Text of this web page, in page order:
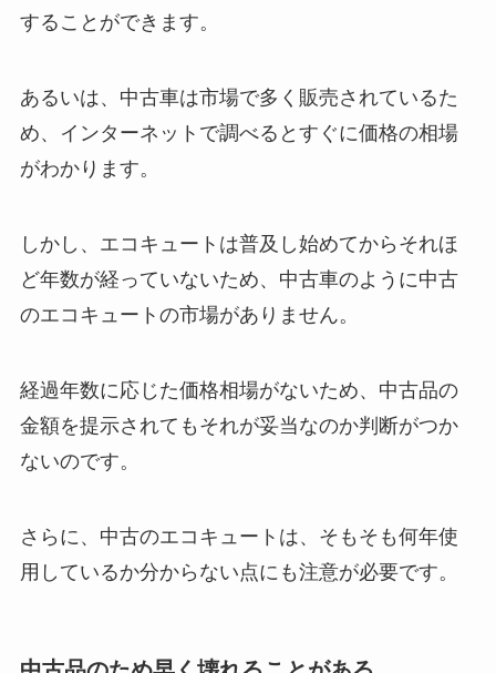
することができます。
あるいは、中古車は市場で多く販売されているた
め、インターネットで調べるとすぐに価格の相場
がわかります。
しかし、エコキュートは普及し始めてからそれほ
ど年数が経っていないため、中古車のように中古
のエコキュートの市場がありません。
経過年数に応じた価格相場がないため、中古品の
金額を提示されてもそれが妥当なのか判断がつか
ないのです。
さらに、中古のエコキュートは、そもそも何年使
用しているか分からない点にも注意が必要です。